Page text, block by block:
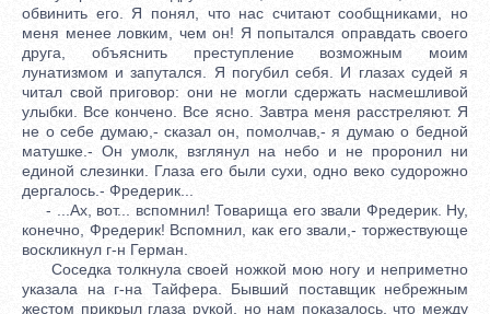
обвинить его. Я понял, что нас считают сообщниками, но
меня менее ловким, чем он! Я попытался оправдать своего
друга, объяснить преступление возможным моим
лунатизмом и запутался. Я погубил себя. И глазах судей я
читал свой приговор: они не могли сдержать насмешливой
улыбки. Все кончено. Все ясно. Завтра меня расстреляют. Я
не о себе думаю,- сказал он, помолчав,- я думаю о бедной
матушке.- Он умолк, взглянул на небо и не проронил ни
единой слезинки. Глаза его были сухи, одно веко судорожно
дергалось.- Фредерик...
- ...Ах, вот... вспомнил! Товарища его звали Фредерик. Ну,
конечно, Фредерик! Вспомнил, как его звали,- торжествующе
воскликнул г-н Герман.
Соседка толкнула своей ножкой мою ногу и неприметно
указала на г-на Тайфера. Бывший поставщик небрежным
жестом прикрыл глаза рукой, но нам показалось, что между